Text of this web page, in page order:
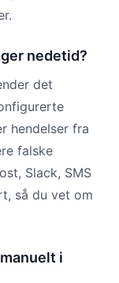
nedetid?
det
hendelser fra
falske
Slack, SMS
så du vet om
i